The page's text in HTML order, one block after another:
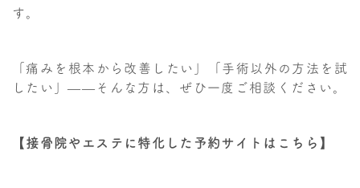
す。
「痛みを根本から改善したい」「手術以外の方法を試
したい」——そんな方は、ぜひ一度ご相談ください。
【接骨院やエステに特化した予約サイトはこちら】